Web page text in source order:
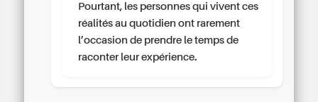
Pourtant, les personnes qui vivent ces
réalités au quotidien ont rarement
l’occasion de prendre le temps de
raconter leur expérience.